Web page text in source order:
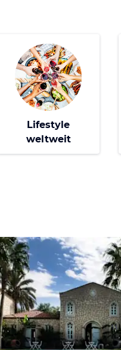
Lifestyle
weltweit